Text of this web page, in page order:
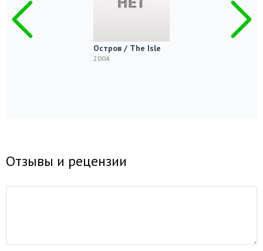
Остров / The Isle
2004
Отзывы и рецензии